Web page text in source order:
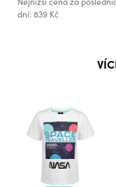
dní: 839 Kč